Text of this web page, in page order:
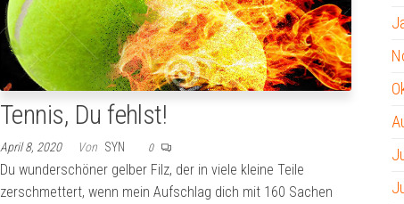
Tennis, Du fehlst!
April 8, 2020 Von SYN 0
Du wunderschöner gelber Filz, der in viele kleine Teile
zerschmettert, wenn mein Aufschlag dich mit 160 Sachen